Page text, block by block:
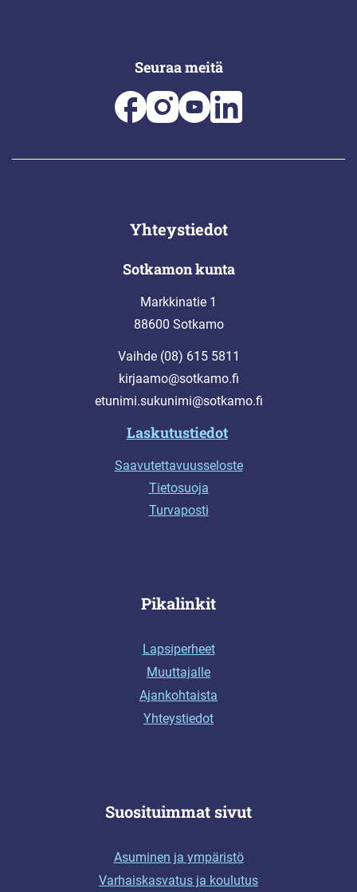
Seuraa meitä
Yhteystiedot
Sotkamon kunta
Markkinatie 1
88600 Sotkamo
Vaihde (08) 615 5811
kirjaamo@sotkamo.fi
etunimi.sukunimi@sotkamo.fi
Laskutustiedot
Saavutettavuusseloste
Tietosuoja
Turvaposti
Pikalinkit
Lapsiperheet
Muuttajalle
Ajankohtaista
Yhteystiedot
Suosituimmat sivut
Asuminen ja ympäristö
Varhaiskasvatus ja koulutus